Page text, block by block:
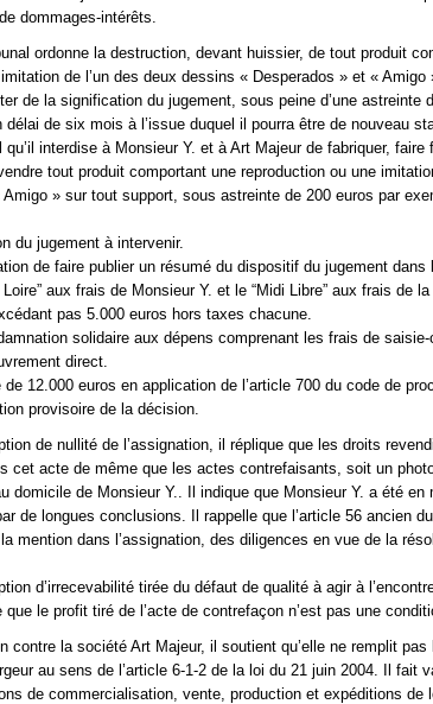
dommages-intérêts.
ordonne la destruction, devant huissier, de tout produit
de l’un des deux dessins « Desperados » et « Amigo
de la signification du jugement, sous peine d’une astreinte
délai de six mois à l’issue duquel il pourra être de nouveau
qu’il interdise à Monsieur Y. et à Art Majeur de fabriquer, faire
tout produit comportant une reproduction ou une
» sur tout support, sous astreinte de 200 euros par
du jugement à intervenir.
de faire publier un résumé du dispositif du jugement dans
aux frais de Monsieur Y. et le “Midi Libre” aux frais de
pas 5.000 euros hors taxes chacune.
solidaire aux dépens comprenant les frais de
direct.
de 12.000 euros en application de l’article 700 du code de
provisoire de la décision.
de nullité de l’assignation, il réplique que les droits
cet acte de même que les actes contrefaisants, soit un
domicile de Monsieur Y.. Il indique que Monsieur Y. a été en
de longues conclusions. Il rappelle que l’article 56 ancien
mention dans l’assignation, des diligences en vue de la
d’irrecevabilité tirée du défaut de qualité à agir à
que le profit tiré de l’acte de contrefaçon n’est pas une
contre la société Art Majeur, il soutient qu’elle ne remplit
au sens de l’article 6-1-2 de la loi du 21 juin 2004. Il fait
de commercialisation, vente, production et expéditions de